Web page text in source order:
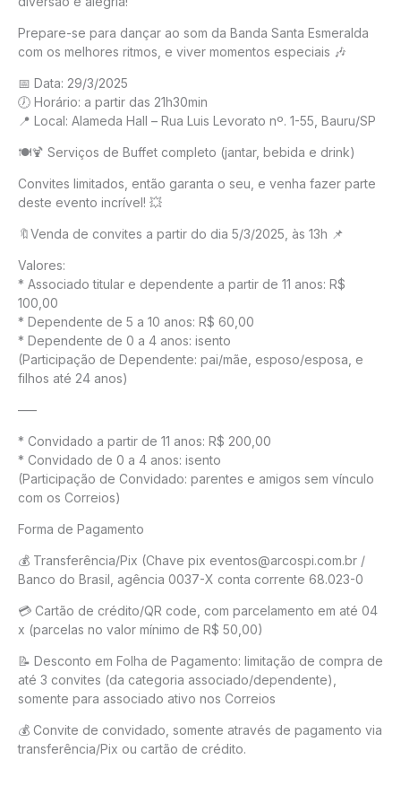
Prepare-se para dançar ao som da Banda Santa Esmeralda
com os melhores ritmos, e viver momentos especiais 🎶
📅 Data: 29/3/2025
🕖 Horário: a partir das 21h30min
📍 Local: Alameda Hall – Rua Luis Levorato nº. 1-55, Bauru/SP
🍽️🍹 Serviços de Buffet completo (jantar, bebida e drink)
Convites limitados, então garanta o seu, e venha fazer parte
deste evento incrível! 💥
🔖Venda de convites a partir do dia 5/3/2025, às 13h 📌
Valores:
* Associado titular e dependente a partir de 11 anos: R$
100,00
* Dependente de 5 a 10 anos: R$ 60,00
* Dependente de 0 a 4 anos: isento
(Participação de Dependente: pai/mãe, esposo/esposa, e
filhos até 24 anos)
—–
* Convidado a partir de 11 anos: R$ 200,00
* Convidado de 0 a 4 anos: isento
(Participação de Convidado: parentes e amigos sem vínculo
com os Correios)
Forma de Pagamento
💰 Transferência/Pix (Chave pix eventos@arcospi.com.br /
Banco do Brasil, agência 0037-X conta corrente 68.023-0
💳 Cartão de crédito/QR code, com parcelamento em até 04
x (parcelas no valor mínimo de R$ 50,00)
📝 Desconto em Folha de Pagamento: limitação de compra de
até 3 convites (da categoria associado/dependente),
somente para associado ativo nos Correios
💰 Convite de convidado, somente através de pagamento via
transferência/Pix ou cartão de crédito.